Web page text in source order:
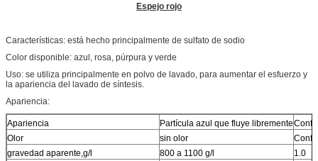
Espejo rojo
Características: está hecho principalmente de sulfato de sodio
Color disponible: azul, rosa, púrpura y verde
Uso: se utiliza principalmente en polvo de lavado, para aumentar el esfuerzo y
la apariencia del lavado de síntesis.
Apariencia:
Apariencia Partícula azul que fluye libremente
Olor
sin olor
gravedad aparente,g/l
800 a 1100 g/l
1.0